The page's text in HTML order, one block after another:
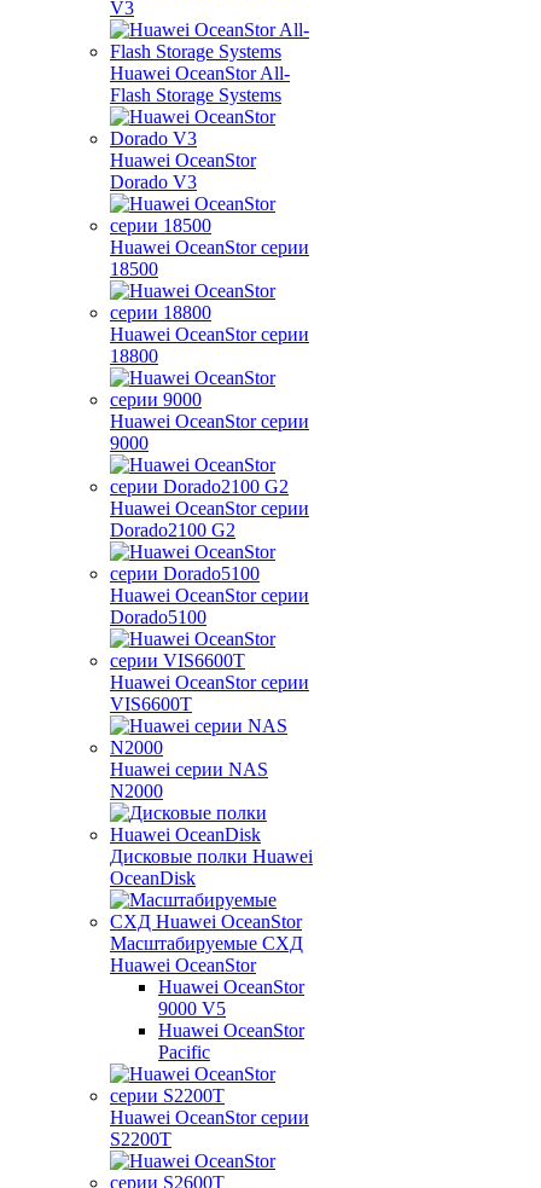
V3
Huawei OceanStor All-
Flash Storage Systems
Huawei OceanStor
Dorado V3
Huawei OceanStor серии
18500
Huawei OceanStor серии
18800
Huawei OceanStor серии
9000
Huawei OceanStor серии
Dorado2100 G2
Huawei OceanStor серии
Dorado5100
Huawei OceanStor серии
VIS6600T
Huawei серии NAS
N2000
Дисковые полки Huawei
OceanDisk
Масштабируемые СХД
Huawei OceanStor
Huawei OceanStor
9000 V5
Huawei OceanStor
Pacific
Huawei OceanStor серии
S2200T